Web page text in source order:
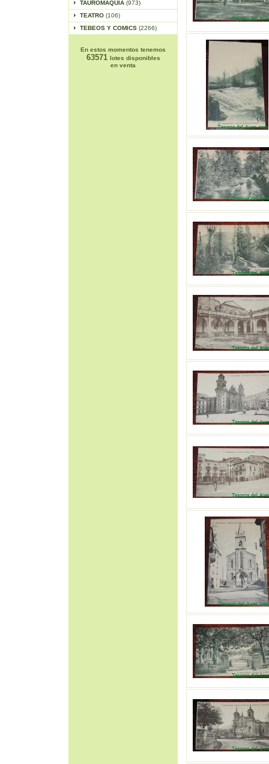
TAUROMAQUIA (973)
TEATRO (106)
TEBEOS Y COMICS (2266)
En estos momentos tenemos
63571 lotes disponibles
en venta